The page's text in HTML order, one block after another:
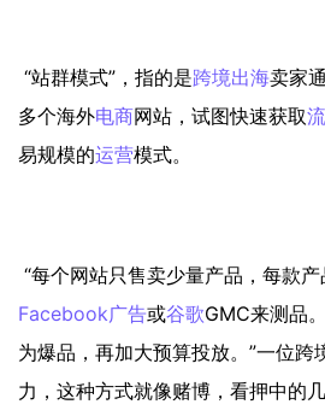
“站群模式”，指的是跨境出海卖家
多个海外电商网站，试图快速获取
易规模的运营模式。
“每个网站只售卖少量产品，每款
Facebook广告或谷歌GMC来测品
为爆品，再加大预算投放。”一位跨
力，这种方式就像赌博，看押中的几